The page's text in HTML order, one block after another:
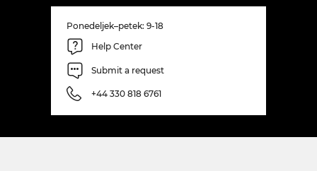
Ponedeljek–petek: 9-18
Help Center
Submit a request
+44 330 818 6761